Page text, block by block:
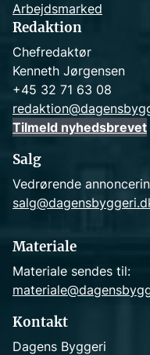
Arbejdsmarked
Redaktion
Chefredaktør
Kenneth Jørgensen
+45 32 71 63 08
Tilmeld nyhedsbrevet
Salg
Vedrørende
Materiale
Materiale sendes til:
Kontakt
Dagens Byggeri